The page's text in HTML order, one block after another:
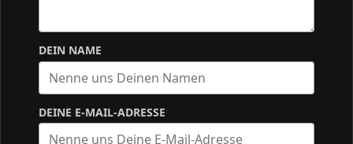
DEIN NAME
DEINE E-MAIL-ADRESSE